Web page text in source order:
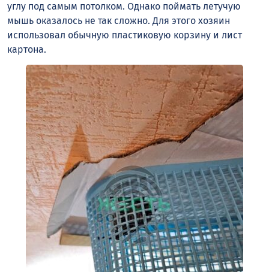
углу под самым потолком. Однако поймать летучую
мышь оказалось не так сложно. Для этого хозяин
использовал обычную пластиковую корзину и лист
картона.